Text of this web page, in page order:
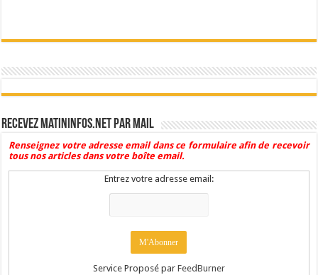
Recevez Matininfos.net par mail
Renseignez votre adresse email dans ce formulaire afin de recevoir
tous nos articles dans votre boîte email.
Entrez votre adresse email:
Service Proposé par FeedBurner